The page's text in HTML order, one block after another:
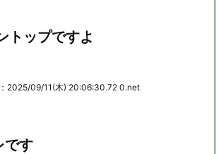
トップですよ
：2025/09/11(木) 20:06:30.72 0.net
です